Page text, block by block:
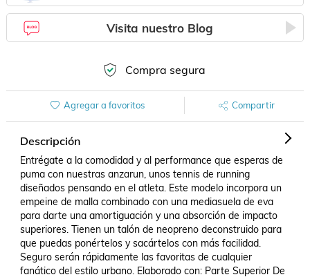
Visita nuestro Blog
Compra segura
Agregar a favoritos Compartir
Descripción
Entrégate a la comodidad y al performance que esperas de
puma con nuestras anzarun, unos tennis de running
diseñados pensando en el atleta. Este modelo incorpora un
empeine de malla combinado con una mediasuela de eva
para darte una amortiguación y una absorción de impacto
superiores. Tienen un talón de neopreno deconstruido para
que puedas ponértelos y sacártelos con más facilidad.
Seguro serán rápidamente las favoritas de cualquier
fanático del estilo urbano. Elaborado con: Parte Superior De